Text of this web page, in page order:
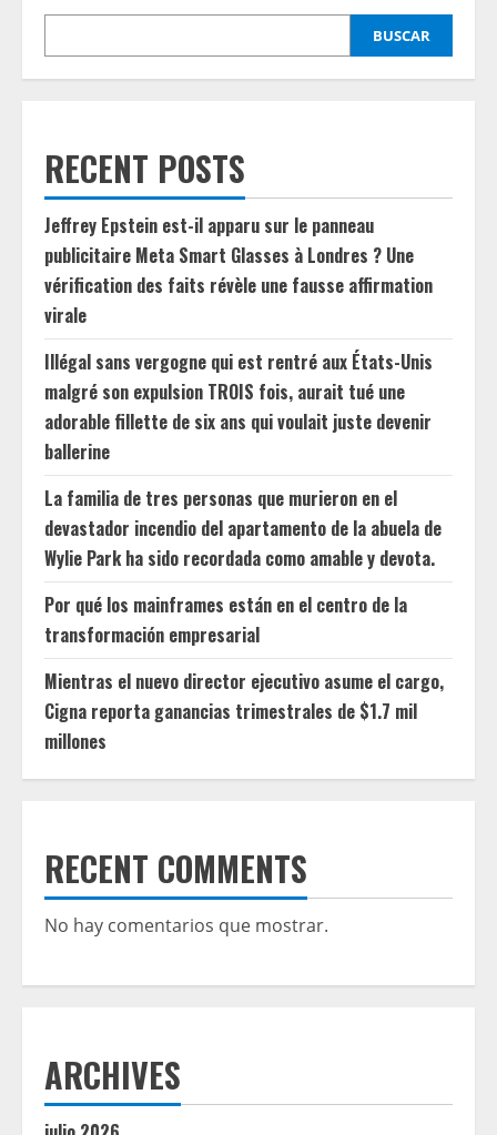
BUSCAR
RECENT POSTS
Jeffrey Epstein est-il apparu sur le panneau
publicitaire Meta Smart Glasses à Londres ? Une
vérification des faits révèle une fausse affirmation
virale
Illégal sans vergogne qui est rentré aux États-Unis
malgré son expulsion TROIS fois, aurait tué une
adorable fillette de six ans qui voulait juste devenir
ballerine
La familia de tres personas que murieron en el
devastador incendio del apartamento de la abuela de
Wylie Park ha sido recordada como amable y devota.
Por qué los mainframes están en el centro de la
transformación empresarial
Mientras el nuevo director ejecutivo asume el cargo,
Cigna reporta ganancias trimestrales de $1.7 mil
millones
RECENT COMMENTS
No hay comentarios que mostrar.
ARCHIVES